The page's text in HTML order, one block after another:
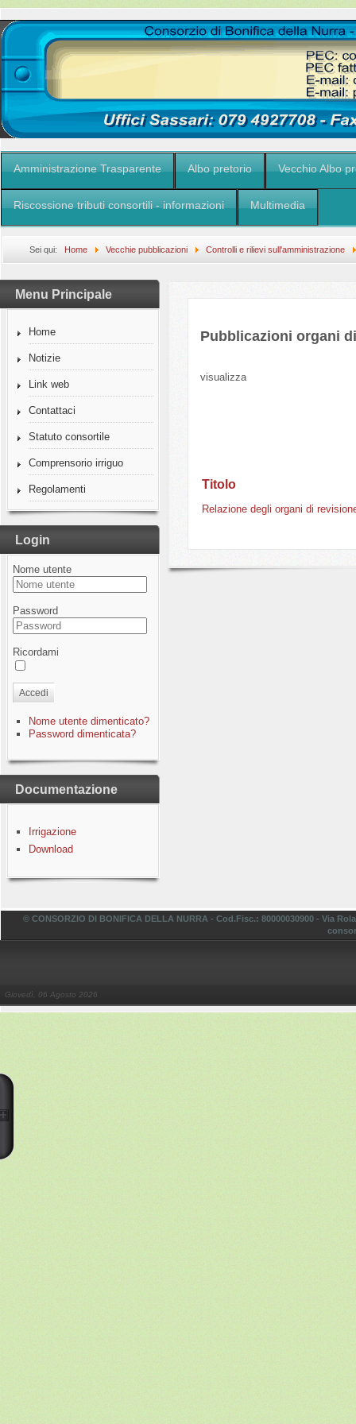
Amministrazione Trasparente Albo pretorio Vecchio Albo
Riscossione tributi consortili - informazioni Multimedia
Sei qui: Home Vecchie pubblicazioni Controlli e rilievi sull'amministrazione
Menu Principale
Home
Notizie
Link web
Contattaci
Statuto consortile
Comprensorio irriguo
Regolamenti
Login
Nome utente
Password
Ricordami
Accedi
Nome utente dimenticato?
Password dimenticata?
Documentazione
Irrigazione
Download
Pubblicazioni organi
visualizza
Titolo
Relazione degli organi di
© CONSORZIO DI BONIFICA DELLA NURRA - Cod.Fisc.: 80000030900 - Via
Giovedì, 06 Agosto 2026